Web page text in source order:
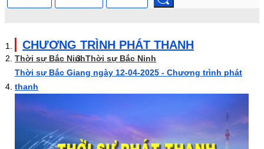
CHƯƠNG TRÌNH PHÁT THANH
Thời sự Bắc NinhThời sự Bắc Ninh
Thời sự Bắc Giang ngày 12-04-2025 - Chương trình phát
thanh